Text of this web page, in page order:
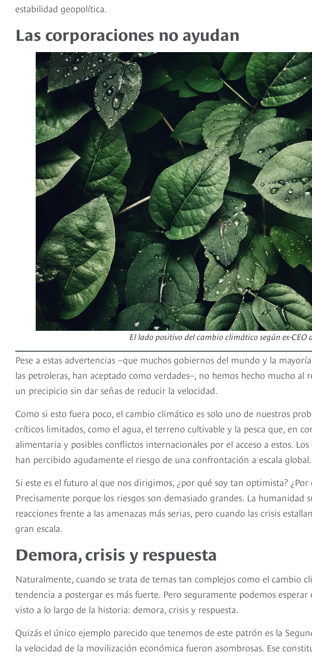
estabilidad geopolítica.
Las corporaciones no ayudan
El lado positivo del cambio climático según ex-CEO
Pese a estas advertencias –que muchos gobiernos del mundo y la
las petroleras, han aceptado como verdades–, no hemos hecho mucho al
un precipicio sin dar señas de reducir la velocidad.
Como si esto fuera poco, el cambio climático es solo uno de nuestros
críticos limitados, como el agua, el terreno cultivable y la pesca que, en
alimentaria y posibles conflictos internacionales por el acceso a estos.
han percibido agudamente el riesgo de una confrontación a escala global.
Si este es el futuro al que nos dirigimos, ¿por qué soy tan optimista?
Precisamente porque los riesgos son demasiado grandes. La humanidad
reacciones frente a las amenazas más serias, pero cuando las crisis
gran escala.
Demora, crisis y respuesta
Naturalmente, cuando se trata de temas tan complejos como el cambio
tendencia a postergar es más fuerte. Pero seguramente podemos
visto a lo largo de la historia: demora, crisis y respuesta.
Quizás el único ejemplo parecido que tenemos de este patrón es la
la velocidad de la movilización económica fueron asombrosas. Ese